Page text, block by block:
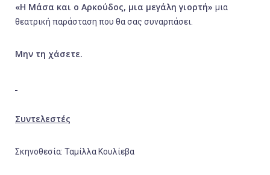
«Η Μάσα και ο Αρκούδος, μια μεγάλη γιορτή» μια
θεατρική παράσταση που θα σας συναρπάσει.
Μην τη χάσετε.
Συντελεστές
Σκηνοθεσία: Ταμίλλα Κουλίεβα